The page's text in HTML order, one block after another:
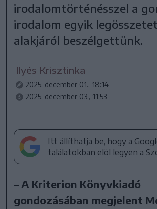
irodalomtörténésszel a
irodalom egyik
alakjáról beszélgettünk.
Ilyés Krisztinka
2025. december 01., 18:14
2025. december 03., 11:53
Itt állíthatja be, hogy a
találatokban elöl legyen a
– A Kriterion Könyvkiadó
gondozásában megjelent